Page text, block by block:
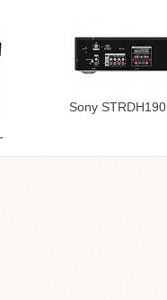
Sony STRDH190